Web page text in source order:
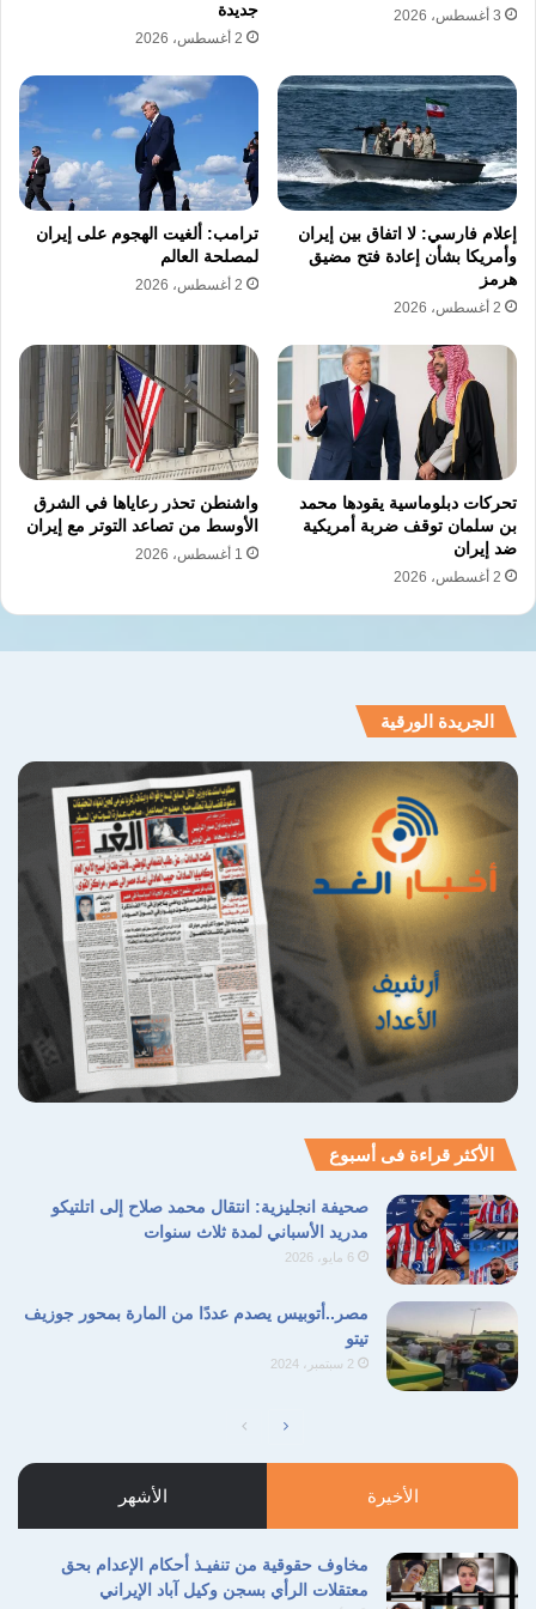
باتجاه إسرائيل، أسفرت عن قتلى وجرحى، ضمن
ردها على هجمات إسرائيلية وأمريكية متواصلة
قتلت مئات الأشخاص، بينهم المرشد الأعلى علي
خامنئي.
نسخ الرابط
3 أغسطس، 2026
جديدة
2 أغسطس، 2026
إعلام فارسي: لا اتفاق بين إيران
وأمريكا بشأن إعادة فتح مضيق
هرمز
2 أغسطس، 2026
ترامب: ألغيت الهجوم على إيران
لمصلحة العالم
2 أغسطس، 2026
تحركات دبلوماسية يقودها محمد
بن سلمان توقف ضربة أمريكية
ضد إيران
2 أغسطس، 2026
واشنطن تحذر رعاياها في الشرق
الأوسط من تصاعد التوتر مع إيران
1 أغسطس، 2026
الجريدة الورقية
الأكثر قراءة فى أسبوع
صحيفة انجليزية: انتقال محمد صلاح إلى اتلتيكو
مدريد الأسباني لمدة ثلاث سنوات
6 مايو، 2026
مصر..أتوبيس يصدم عددًا من المارة بمحور جوزيف
تيتو
2 سبتمبر، 2024
الصفحة
السابقة
الصفحة
التالية
الأخيرة الأشهر
مخاوف حقوقية من تنفيـذ أحكام الإعدام بحق
معتقلات الرأي بسجن وكيل آباد الإيراني